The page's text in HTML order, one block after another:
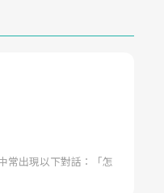
常出現以下對話：「怎